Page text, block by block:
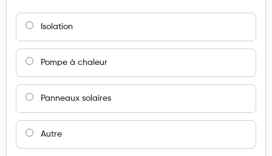
Isolation
Pompe à chaleur
Panneaux solaires
Autre